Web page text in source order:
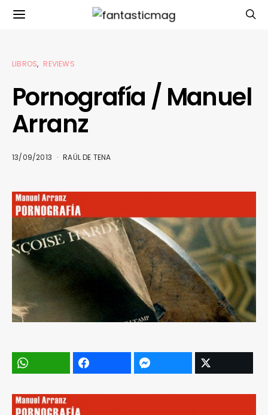
LIBROS REVIEWS
Pornografía / Manuel
Arranz
13/09/2013 RAÜL DE TENA